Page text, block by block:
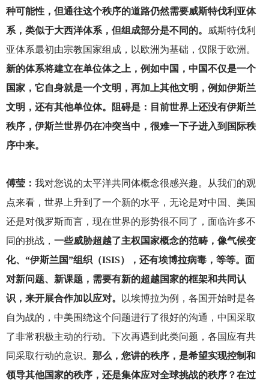
种可能性，但通往这个秩序的道路仍然需要威斯特伐利亚体
系，类似于大西洋体系，但组成部分是不同的。
威斯特伐利
亚体系最初由宗教国家组成，以欧洲为基础，仅限于欧洲。
新的体系将建立在单位体之上，例如中国，中国不仅是一个
国家，它自身就是一个文明，再加上其他文明，例如伊斯兰
文明，还有其他单位体。阻碍是：目前世界上还没有伊斯兰
秩序，伊斯兰世界仍在冲突当中，很难一下子进入到国际秩
序中来。
傅莹： 我对您说的太平洋共同体概念很感兴趣。从我们的观
点来看，世界上升到了一个新的水平，无论是对中国、美国
还是对俄罗斯而言，现在世界的形势很不同了，面临许多不
同的挑战， 一些威胁超越了主权国家概念的范畴，像气候变
化、“伊斯兰国”组织（ISIS），还有埃博拉病毒，等等。面
对新问题、新课题，需要有新的超越国家的框架和共同认
识，来开展合作加以应对。
以埃博拉为例，各国开始时是各
自为战的，中美围绕这个问题进行了很好的沟通，中国采取
了非常积极主动的行动。下次再遇到此类问题，各国应有共
同采取行动的意识。 那么，您讲的秩序，是希望实现控制和
领导其他国家的秩序，还是集体应对全球挑战的秩序？在过